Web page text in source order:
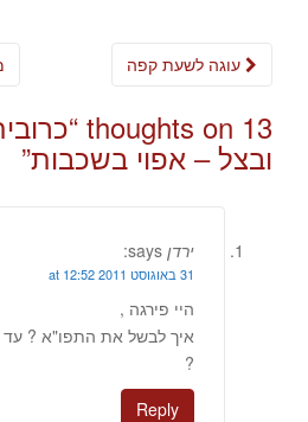
13 thoughts on “
ובצל – אפוי בשכבות”
ירדן says:
31 באוגוסט 2011 at 12:52
היי פירגה ,
איך לבשל את התפו"א ? עד
?
Reply